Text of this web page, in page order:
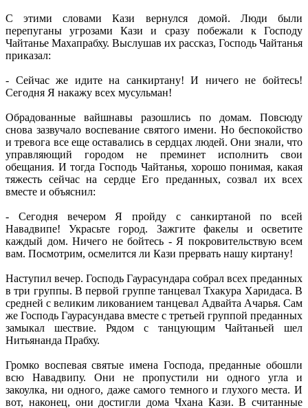
С этими словами Кази вернулся домой. Люди были
перепуганы угрозами Кази и сразу побежали к Господу
Чайтанье Махапрабху. Выслушав их рассказ, Господь Чайтанья
приказал:
- Сейчас же идите на санкиртану! И ничего не бойтесь!
Сегодня Я накажу всех мусульман!
Обрадованные вайшнавы разошлись по домам. Повсюду
снова зазвучало воспевание святого имени. Но беспокойство
и тревога все еще оставались в сердцах людей. Они знали, что
управляющий городом не преминет исполнить свои
обещания. И тогда Господь Чайтанья, хорошо понимая, какая
тяжесть сейчас на сердце Его преданных, созвал их всех
вместе и объяснил:
- Сегодня вечером Я пройду с санкиртаной по всей
Навадвипе! Украсьте город. Зажгите факелы и осветите
каждый дом. Ничего не бойтесь - Я покровительствую всем
вам. Посмотрим, осмелится ли Кази прервать нашу киртану!
Наступил вечер. Господь Гаурасундара собрал всех преданных
в три группы. В первой группе танцевал Тхакура Харидаса. В
средней с великим ликованием танцевал Адвайта Ачарья. Сам
же Господь Гаурасундава вместе с третьей группой преданных
замыкал шествие. Рядом с танцующим Чайтаньей шел
Нитьянанда Прабху.
Громко воспевая святые имена Господа, преданные обошли
всю Навадвипу. Они не пропустили ни одного угла и
закоулка, ни одного, даже самого темного и глухого места. И
вот, наконец, они достигли дома Чхана Кази. В считанные